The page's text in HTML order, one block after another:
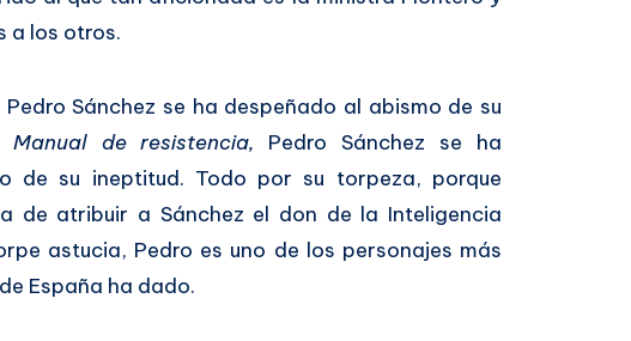
a los otros.
Sánchez se ha despeñado al abismo de su
Manual de resistencia, Pedro Sánchez se ha
de su ineptitud. Todo por su torpeza, porque
de atribuir a Sánchez el don de la Inteligencia
astucia, Pedro es uno de los personajes más
España ha dado.